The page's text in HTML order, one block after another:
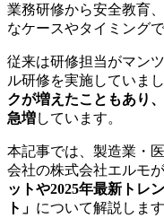
業務研修から安全教育
なケースやタイミング
従来は研修担当がマン
ル研修を実施していまし
クが増えたこともあり
急増しています。
本記事では、製造業・
会社の株式会社エルモが
ットや2025年最新トレ
ト」 について解説します